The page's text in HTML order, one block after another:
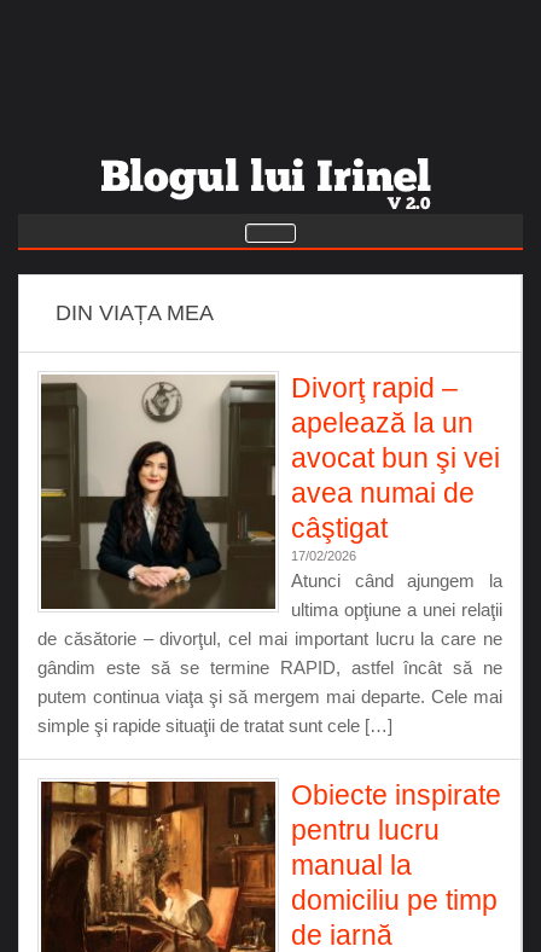
DIN VIAȚA MEA
Divorţ rapid –
apelează la un
avocat bun şi vei
avea numai de
câştigat
17/02/2026
Atunci când ajungem la
ultima opţiune a unei relaţii
de căsătorie – divorţul, cel mai important lucru la care ne
gândim este să se termine RAPID, astfel încât să ne
putem continua viaţa şi să mergem mai departe. Cele mai
simple şi rapide situaţii de tratat sunt cele […]
Obiecte inspirate
pentru lucru
manual la
domiciliu pe timp
de iarnă